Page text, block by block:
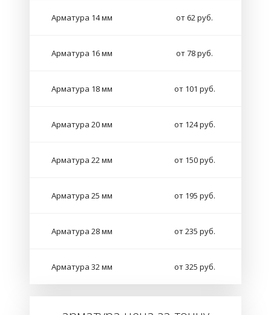
Арматура 14 мм от 62 руб.
Арматура 16 мм от 78 руб.
Арматура 18 мм от 101 руб.
Арматура 20 мм от 124 руб.
Арматура 22 мм от 150 руб.
Арматура 25 мм от 195 руб.
Арматура 28 мм от 235 руб.
Арматура 32 мм от 325 руб.